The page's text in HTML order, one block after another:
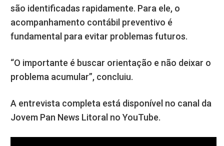
são identificadas rapidamente. Para ele, o
acompanhamento contábil preventivo é
fundamental para evitar problemas futuros.
“O importante é buscar orientação e não deixar o
problema acumular”, concluiu.
A entrevista completa está disponível no canal da
Jovem Pan News Litoral no YouTube.